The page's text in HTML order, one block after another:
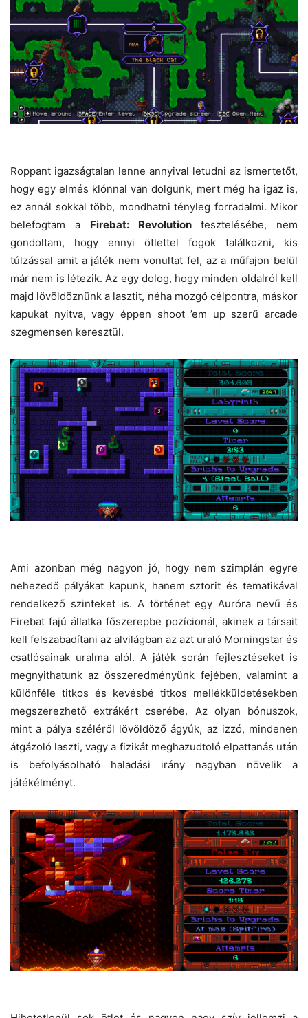
Roppant igazságtalan lenne annyival letudni az ismertetőt,
hogy egy elmés klónnal van dolgunk, mert még ha igaz is,
ez annál sokkal több, mondhatni tényleg forradalmi. Mikor
belefogtam a Firebat: Revolution tesztelésébe, nem
gondoltam, hogy ennyi ötlettel fogok találkozni, kis
túlzással amit a játék nem vonultat fel, az a műfajon belül
már nem is létezik. Az egy dolog, hogy minden oldalról kell
majd lövöldöznünk a lasztit, néha mozgó célpontra, máskor
kapukat nyitva, vagy éppen shoot ’em up szerű arcade
szegmensen keresztül.
Ami azonban még nagyon jó, hogy nem szimplán egyre
nehezedő pályákat kapunk, hanem sztorit és tematikával
rendelkező szinteket is. A történet egy Auróra nevű és
Firebat fajú állatka főszerepbe pozícionál, akinek a társait
kell felszabadítani az alvilágban az azt uraló Morningstar és
csatlósainak uralma alól. A játék során fejlesztéseket is
megnyithatunk az összeredményünk fejében, valamint a
különféle titkos és kevésbé titkos mellékküldetésekben
megszerezhető extrákért cserébe. Az olyan bónuszok,
mint a pálya széléről lövöldöző ágyúk, az izzó, mindenen
átgázoló laszti, vagy a fizikát meghazudtoló elpattanás után
is befolyásolható haladási irány nagyban növelik a
játékélményt.